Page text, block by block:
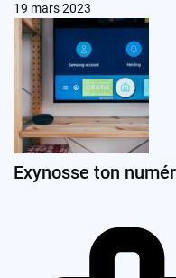
19 mars 2023
Exynosse ton